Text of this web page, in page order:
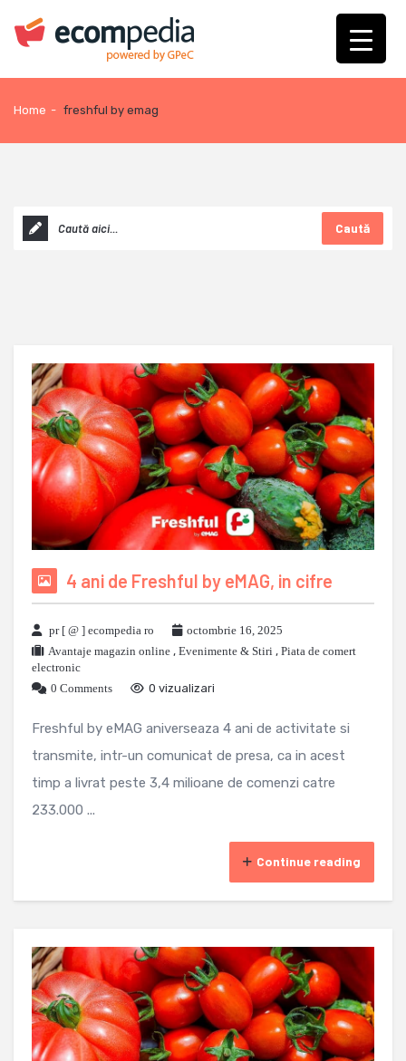
Home - freshful by emag
Caută
4 ani de Freshful by eMAG, in cifre
pr [ @ ] ecompedia ro
octombrie 16, 2025
Avantaje magazin online , Evenimente & Stiri , Piata de comert
electronic
0 Comments
0 vizualizari
Freshful by eMAG aniverseaza 4 ani de activitate si
transmite, intr-un comunicat de presa, ca in acest
timp a livrat peste 3,4 milioane de comenzi catre
233.000 ...
Continue reading